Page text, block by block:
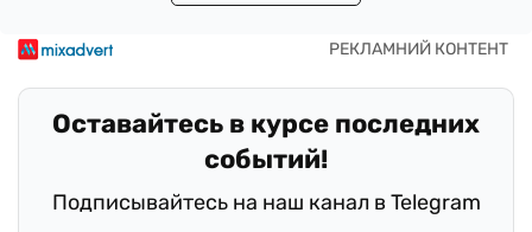
Оставайтесь в курсе последних
событий!
Подписывайтесь на наш канал в Telegram